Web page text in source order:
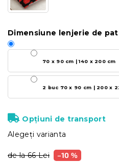
de la 66 Lei –10 %
Alegeţi varianta
Dimensiune lenjerie de pat
70 x 90 cm | 140 x 200 cm
2 buc 70 x 90 cm | 200 x
Opțiuni de transport